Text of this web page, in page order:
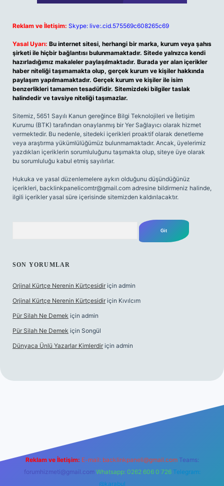
Reklam ve İletişim: Skype: live:.cid.575569c608265c69
Yasal Uyarı: Bu internet sitesi, herhangi bir marka, kurum veya şahıs
şirketi ile hiçbir bağlantısı bulunmamaktadır. Sitede yalnızca kendi
hazırladığımız makaleler paylaşılmaktadır. Burada yer alan içerikler
haber niteliği taşımamakta olup, gerçek kurum ve kişiler hakkında
paylaşım yapılmamaktadır. Gerçek kurum ve kişiler ile isim
benzerlikleri tamamen tesadüfidir. Sitemizdeki bilgiler taslak
halindedir ve tavsiye niteliği taşımazlar.
Sitemiz, 5651 Sayılı Kanun gereğince Bilgi Teknolojileri ve İletişim
Kurumu (BTK) tarafından onaylanmış bir Yer Sağlayıcı olarak hizmet
vermektedir. Bu nedenle, sitedeki içerikleri proaktif olarak denetleme
veya araştırma yükümlülüğümüz bulunmamaktadır. Ancak, üyelerimiz
yazdıkları içeriklerin sorumluluğunu taşımakta olup, siteye üye olarak
bu sorumluluğu kabul etmiş sayılırlar.
Hukuka ve yasal düzenlemelere aykırı olduğunu düşündüğünüz
içerikleri, backlinkpanelicomtr@gmail.com adresine bildirmeniz halinde,
ilgili içerikler yasal süre içerisinde sitemizden kaldırılacaktır.
SON YORUMLAR
Orjinal Kürtçe Nerenin Kürtçesidir için admin
Orjinal Kürtçe Nerenin Kürtçesidir için Kıvılcım
Pür Silah Ne Demek için admin
Pür Silah Ne Demek için Songül
Dünyaca Ünlü Yazarlar Kimlerdir için admin
Reklam ve İletişim: E-mail: backlinkpaneli@gmail.com Teams:
forumhizmeti@gmail.com Whatsapp: 0262 606 0 726 Telegram:
@karabul